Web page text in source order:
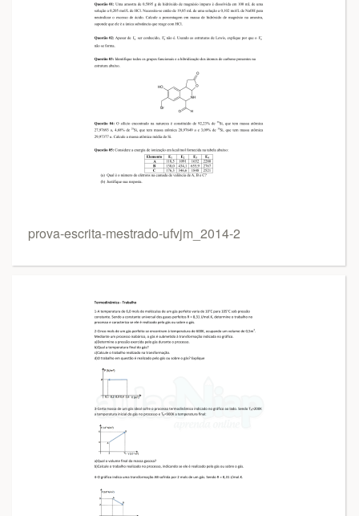
prova-escrita-mestrado-ufvjm_2014-2